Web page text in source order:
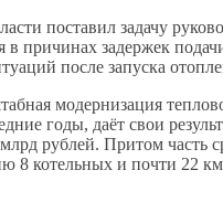
поставил задачу
в причинах задержек
после запуска
модернизация
годы, даёт свои
рублей. Притом часть
8 котельных и почти 22 км